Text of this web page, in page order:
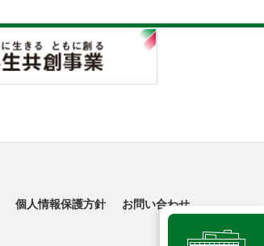
個人情報保護方針 お問い合わせ